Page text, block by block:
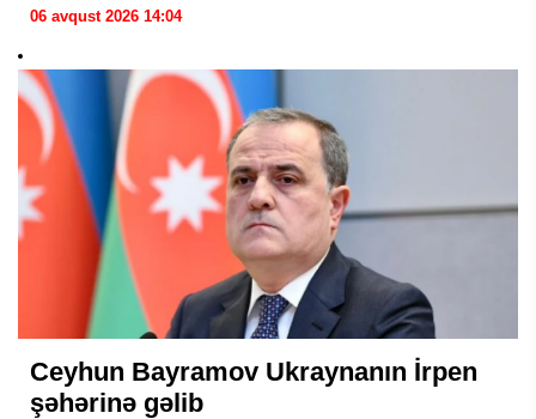
06 avqust 2026 14:04
Ceyhun Bayramov Ukraynanın İrpen
şəhərinə gəlib